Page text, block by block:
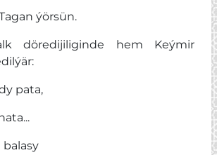
ýörsün.
döredijiliginde hem Keýmir
pata,